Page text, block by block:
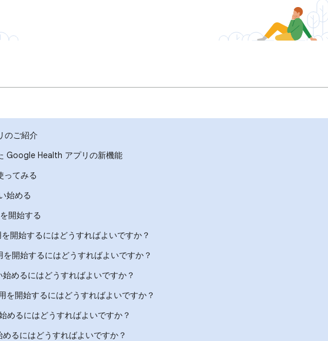
のご紹介
Google Health アプリの新機能
てみる
始める
開始する
開始するにはどうすればよいですか？
開始するにはどうすればよいですか？
めるにはどうすればよいですか？
開始するにはどうすればよいですか？
めるにはどうすればよいですか？
るにはどうすればよいですか？